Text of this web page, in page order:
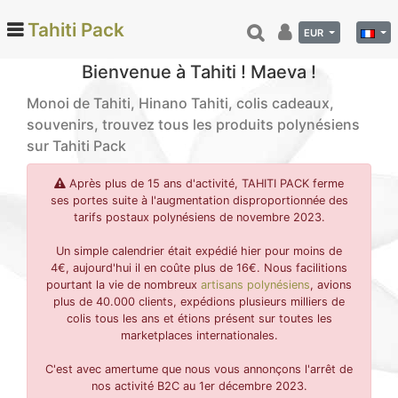
Categories
Monoi de Tahiti (66)
Noix de coco (24)
Vanille de Tahiti (26)
Soins et beauté (78)
Hinano (41)
Epicerie fine (72)
Calendriers et agenda (6)
Décoration (22)
Tahiti Pack EUR
Bienvenue à Tahiti ! Maeva !
Monoi de Tahiti, Hinano Tahiti, colis cadeaux,
souvenirs, trouvez tous les produits polynésiens
sur Tahiti Pack
Après plus de 15 ans d'activité, TAHITI PACK ferme
ses portes suite à l'augmentation disproportionnée des
tarifs postaux polynésiens de novembre 2023.
Un simple calendrier était expédié hier pour moins de
4€, aujourd'hui il en coûte plus de 16€. Nous facilitions
pourtant la vie de nombreux artisans polynésiens, avions
plus de 40.000 clients, expédions plusieurs milliers de
colis tous les ans et étions présent sur toutes les
marketplaces internationales.
C'est avec amertume que nous vous annonçons l'arrêt de
nos activité B2C au 1er décembre 2023.